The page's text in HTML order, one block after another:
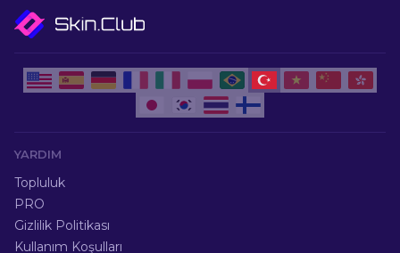
YARDIM
Topluluk
PRO
Gizlilik Politikası
Kullanım Koşulları